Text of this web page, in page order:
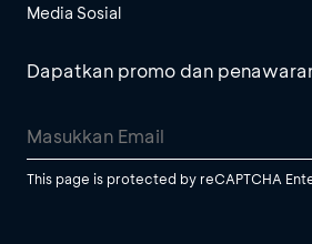
Media Sosial
Dapatkan promo dan
This page is protected by reCAPTCHA